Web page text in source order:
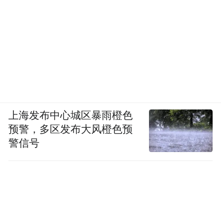
上海发布中心城区暴雨橙色
预警，多区发布大风橙色预
警信号